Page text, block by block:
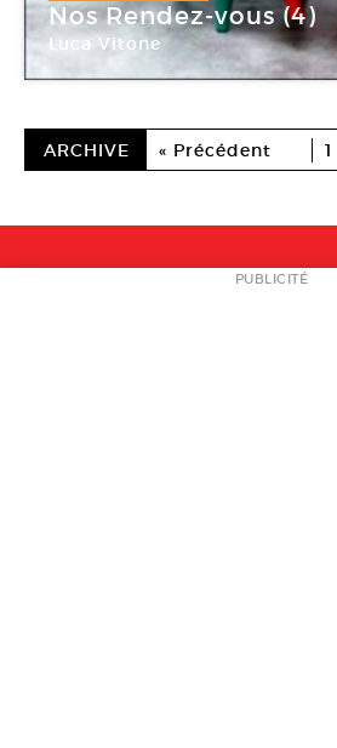
Nos Rendez-vous (4)
Luca Vitone
Galerie Michel Rein
ARCHIVE « Précédent 1
NEWSLETTER
PUBLICITÉ